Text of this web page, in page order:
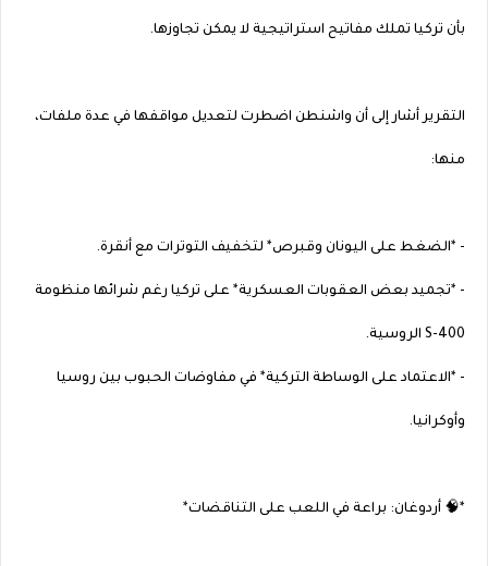
بأن تركيا تملك مفاتيح استراتيجية لا يمكن تجاوزها.
التقرير أشار إلى أن واشنطن اضطرت لتعديل مواقفها في عدة ملفات،
منها:
- *الضغط على اليونان وقبرص* لتخفيف التوترات مع أنقرة.
- *تجميد بعض العقوبات العسكرية* على تركيا رغم شرائها منظومة
S-400 الروسية.
- *الاعتماد على الوساطة التركية* في مفاوضات الحبوب بين روسيا
وأوكرانيا.
*🧠 أردوغان: براعة في اللعب على التناقضات*